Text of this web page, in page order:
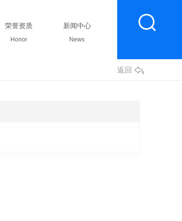
荣誉资质
Honor
新闻中心
News
联系我们
返回